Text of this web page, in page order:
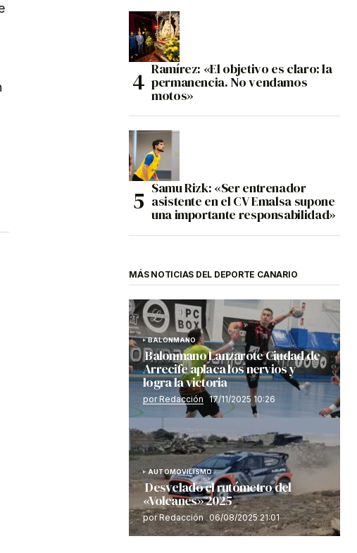
Ramírez: «El objetivo es claro: la
permanencia. No vendamos
motos»
Samu Rizk: «Ser entrenador
asistente en el CV Emalsa supone
una importante responsabilidad»
MÁS NOTICIAS DEL DEPORTE CANARIO
BALONMANO
Balonmano Lanzarote Ciudad de
Arrecife aplaca los nervios y
logra la victoria
por Redacción 17/11/2025 10:26
AUTOMOVILISMO
Desvelado el rutómetro del
«Volcanes» 2025
por Redacción 06/08/2025 21:01